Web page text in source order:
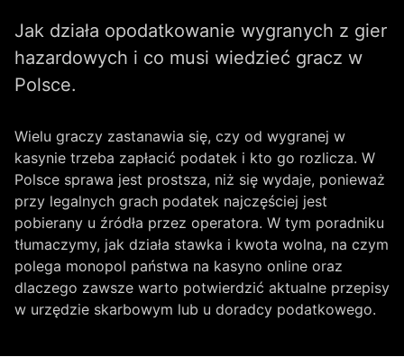
Jak działa opodatkowanie wygranych z gier
hazardowych i co musi wiedzieć gracz w
Polsce.
Wielu graczy zastanawia się, czy od wygranej w
kasynie trzeba zapłacić podatek i kto go rozlicza. W
Polsce sprawa jest prostsza, niż się wydaje, ponieważ
przy legalnych grach podatek najczęściej jest
pobierany u źródła przez operatora. W tym poradniku
tłumaczymy, jak działa stawka i kwota wolna, na czym
polega monopol państwa na kasyno online oraz
dlaczego zawsze warto potwierdzić aktualne przepisy
w urzędzie skarbowym lub u doradcy podatkowego.